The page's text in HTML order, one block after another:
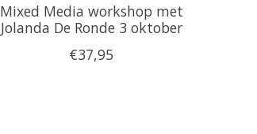
Mixed Media workshop met
Jolanda De Ronde 3 oktober
€37,95